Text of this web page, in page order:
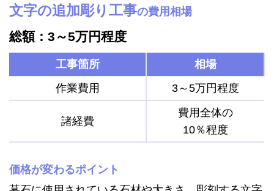
文字の追加彫り工事の費用相場
総額：3～5万円程度
工事箇所
相場
作業費用
3～5万円程度
諸経費
費用全体の
10％程度
価格が変わるポイント